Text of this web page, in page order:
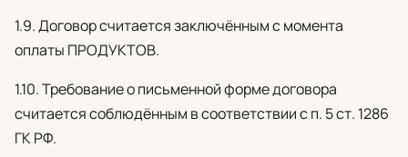
1.9. Договор считается заключённым с момента
оплаты ПРОДУКТОВ.
1.10. Требование о письменной форме договора
считается соблюдённым в соответствии с п. 5 ст. 1286
ГК РФ.